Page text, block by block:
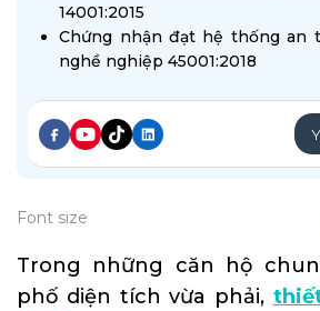
14001:2015
Chứng nhận đạt hệ thống an
nghề nghiệp 45001:2018
Font size
Trong những căn hộ
phố diện tích vừa phải,